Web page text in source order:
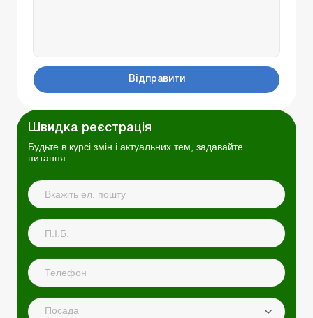
Відправити
Швидка реєстрація
Будьте в курсі змін і актуальних тем, задавайте
питання.
Посада